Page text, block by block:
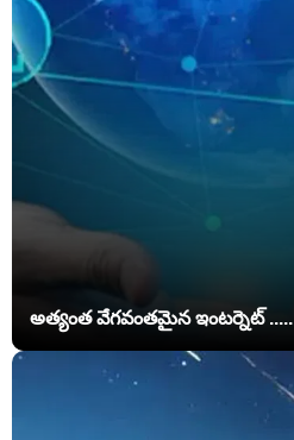
అత్యంత వేగవంతమైన ఇంటర్నెట్ .....